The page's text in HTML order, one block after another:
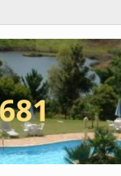
cadeiras da Câmara